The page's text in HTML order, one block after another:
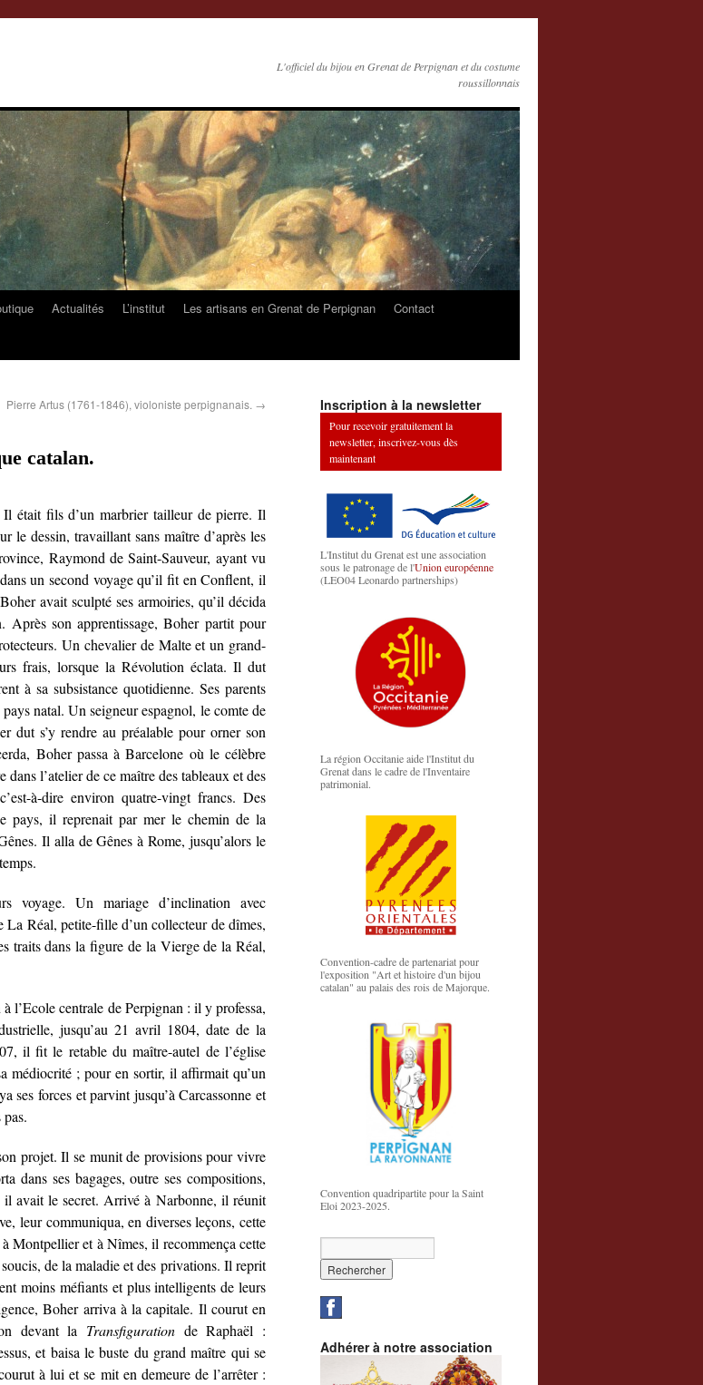
L'officiel du bijou en Grenat de Perpignan et du costume
roussillonnais
Actualités L’institut Les artisans en Grenat de Perpignan
Contact
Pierre Artus (1761-1846), violoniste perpignanais. →
catalan.
était fils d’un marbrier tailleur de pierre. Il
le dessin, travaillant sans maître d’après les
Raymond de Saint-Sauveur, ayant vu
un second voyage qu’il fit en Conflent, il
avait sculpté ses armoiries, qu’il décida
Après son apprentissage, Boher partit pour
Un chevalier de Malte et un grand-
frais, lorsque la Révolution éclata. Il dut
à sa subsistance quotidienne. Ses parents
natal. Un seigneur espagnol, le comte de
dut s’y rendre au préalable pour orner son
Boher passa à Barcelone où le célèbre
l’atelier de ce maître des tableaux et des
à-dire environ quatre-vingt francs. Des
pays, il reprenait par mer le chemin de la
Il alla de Gênes à Rome, jusqu’alors le
voyage. Un mariage d’inclination avec
Réal, petite-fille d’un collecteur de dîmes,
traits dans la figure de la Vierge de la Réal,
l’Ecole centrale de Perpignan : il y professa,
jusqu’au 21 avril 1804, date de la
il fit le retable du maître-autel de l’église
médiocrité ; pour en sortir, il affirmait qu’un
ses forces et parvint jusqu’à Carcassonne et
projet. Il se munit de provisions pour vivre
dans ses bagages, outre ses compositions,
avait le secret. Arrivé à Narbonne, il réunit
leur communiqua, en diverses leçons, cette
Montpellier et à Nîmes, il recommença cette
de la maladie et des privations. Il reprit
moins méfiants et plus intelligents de leurs
Boher arriva à la capitale. Il courut en
devant la Transfigurationde Raphaël :
et baisa le buste du grand maître qui se
à lui et se mit en demeure de l’arrêter :
Inscription à la newsletter
Pour recevoir gratuitement la
newsletter, inscrivez-vous dès
maintenant
L'Institut du Grenat est une association
sous le patronage de l'Union européenne
(LEO04 Leonardo partnerships)
La région Occitanie aide l'Institut du
Grenat dans le cadre de l'Inventaire
patrimonial.
Convention-cadre de partenariat pour
l'exposition "Art et histoire d'un bijou
catalan" au palais des rois de Majorque.
Convention quadripartite pour la Saint
Eloi 2023-2025.
Adhérer à notre association